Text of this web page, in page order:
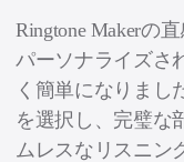
Ringtone Makerの
パーソナライズさ
く簡単になりまし
を選択し、完璧な
ムレスなリスニン